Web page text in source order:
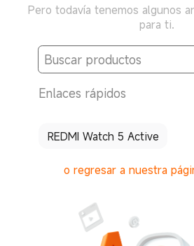
Pero todavía tenemos algunos
para ti.
Enlaces rápidos
REDMI Watch 5 Active
o regresar a nuestra